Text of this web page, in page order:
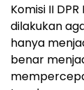
Komisi II
dilakukan
hanya
benar